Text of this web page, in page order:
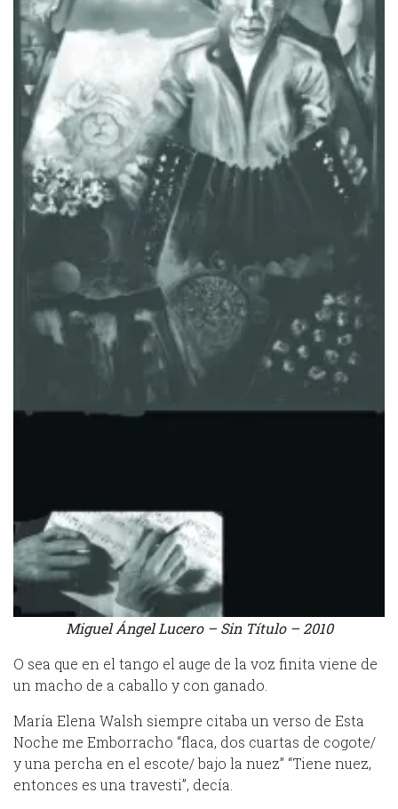
Miguel Ángel Lucero – Sin Título – 2010
O sea que en el tango el auge de la voz finita viene de
un macho de a caballo y con ganado.
María Elena Walsh siempre citaba un verso de Esta
Noche me Emborracho “flaca, dos cuartas de cogote/
y una percha en el escote/ bajo la nuez” “Tiene nuez,
entonces es una travesti”, decía.